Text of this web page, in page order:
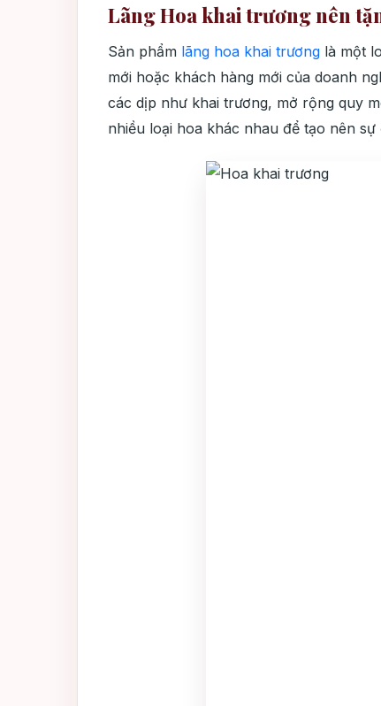
Lãng Hoa khai trương nên
Sản phẩm lãng hoa khai trương là một
mới hoặc khách hàng mới của doanh
các dịp như khai trương, mở rộng quy
nhiều loại hoa khác nhau để tạo nên